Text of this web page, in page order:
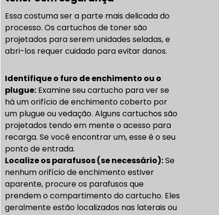
Essa costuma ser a parte mais delicada do
processo. Os cartuchos de toner são
projetados para serem unidades seladas, e
abri-los requer cuidado para evitar danos.
Identifique o furo de enchimento ou o
plugue: Examine seu cartucho para ver se
há um orifício de enchimento coberto por
um plugue ou vedação. Alguns cartuchos são
projetados tendo em mente o acesso para
recarga. Se você encontrar um, esse é o seu
ponto de entrada.
Localize os parafusos (se necessário):Se
nenhum orifício de enchimento estiver
aparente, procure os parafusos que
prendem o compartimento do cartucho. Eles
geralmente estão localizados nas laterais ou